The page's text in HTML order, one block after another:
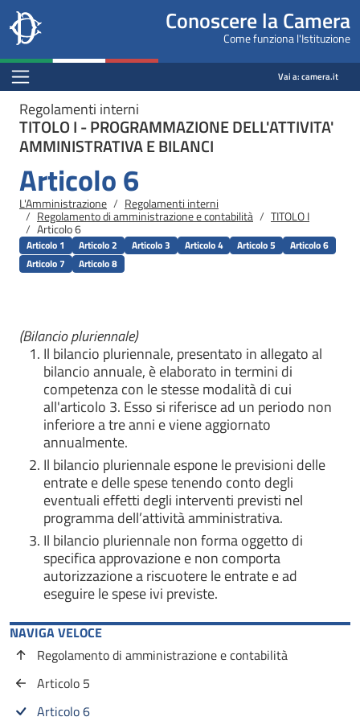
Salta al contenuto principale
Salta al menu di navigazione
Site
header
block
Camera dei deputati
Conoscere la Camera
Come funziona l'Istituzione
Menu Bar block Vai a:camera.it
Regolamenti interni
TITOLO I - PROGRAMMAZIONE DELL'ATTIVITA'
AMMINISTRATIVA E BILANCI
Articolo 6
Briciole di pane
L'Amministrazione Regolamenti interni
Regolamento di amministrazione e contabilità TITOLO I
Articolo 6
Articolo 1 Articolo 2 Articolo 3 Articolo 4 Articolo 5
Articolo 6
Articolo 7
Articolo 8
(Bilancio pluriennale)
Il bilancio pluriennale, presentato in allegato al
bilancio annuale, è elaborato in termini di
competenza con le stesse modalità di cui
all'articolo 3. Esso si riferisce ad un periodo non
inferiore a tre anni e viene aggiornato
annualmente.
Il bilancio pluriennale espone le previsioni delle
entrate e delle spese tenendo conto degli
eventuali effetti degli interventi previsti nel
programma dell’attività amministrativa.
Il bilancio pluriennale non forma oggetto di
specifica approvazione e non comporta
autorizzazione a riscuotere le entrate e ad
eseguire le spese ivi previste.
NAVIGA VELOCE
Regolamento di amministrazione e contabilità
Articolo 5
Articolo 6
Fine pagina
Salta al contenuto principale
Salta al menu di navigazione
Vai a inizio pagina